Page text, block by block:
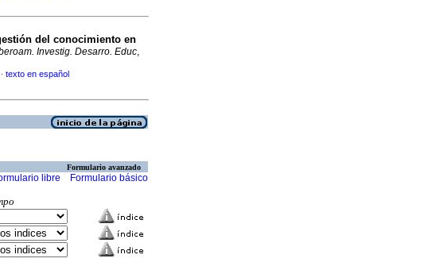
del conocimiento en
Investig. Desarro. Educ,
· texto en español
Formulario avanzado
libre Formulario básico